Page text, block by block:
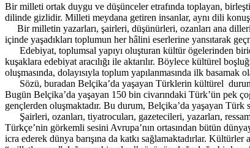
Bir milleti ortak duygu ve düşünceler etrafında toplayan,
dilinde gizlidir. Milleti meydana getiren insanlar, aynı dili
Bir milletin yazarları, şairleri, düşünürleri, ozanları ana
içinde yaşadıkları toplumun her hâlini eserlerine yansıtarak
Edebiyat, toplumsal yapıyı oluşturan kültür ögelerinden
kuşaklara edebiyat aracılığı ile aktarılır. Böylece kültürel
oluşmasında, dolayısıyla toplum yapılanmasında ilk basamak
Sözü, buradan Belçika’da yaşayan Türklerin kültürel
Bugün Belçika’da yaşayan 150 bin civarındaki Türk’ün pek
gençlerden oluşmaktadır. Bu durum, Belçika’da yaşayan Türk
Şairleri, ozanları, tiyatrocuları, gazetecileri, yazarları,
Türkçe’nin görkemli sesini Avrupa’nın ortasından bütün
icra ederek dünya barışına da katkı sağlamaktadırlar.